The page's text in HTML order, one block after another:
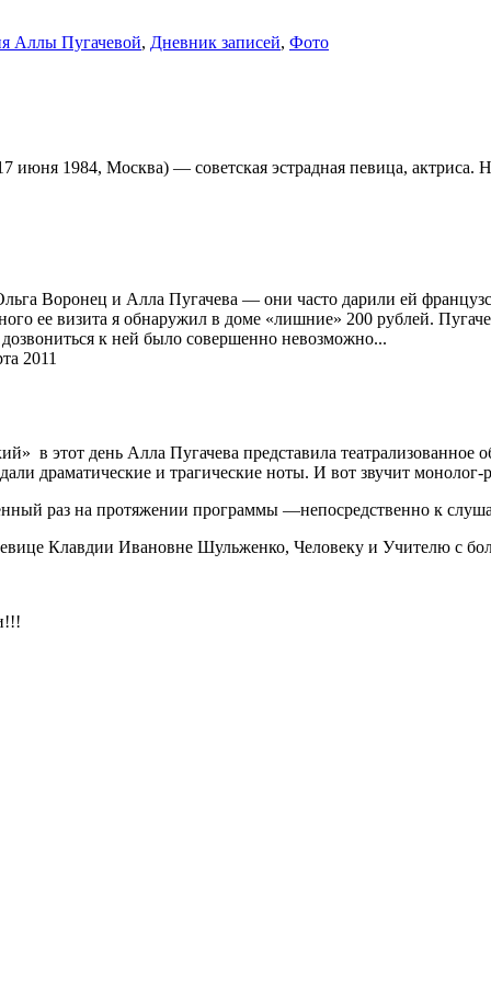
Аллы Пугачевой, Дневник записей, Фото
1984, Москва) — советская эстрадная певица, актриса.
Воронец и Алла Пугачева — они часто дарили ей
ее визита я обнаружил в доме «лишние» 200 рублей.
к ней было совершенно невозможно...
2011
в этот день Алла Пугачева представила
драматические и трагические ноты. И вот звучит монолог-
раз на протяжении программы —непосредственно к
Клавдии Ивановне Шульженко, Человеку и Учителю с